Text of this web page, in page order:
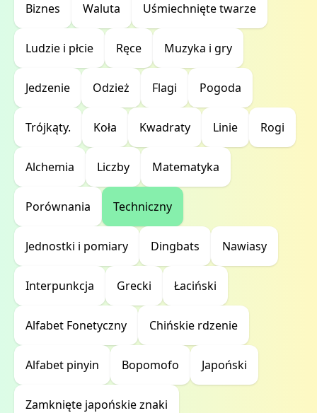
Biznes Waluta Uśmiechnięte twarze
Ludzie i płcie Ręce Muzyka i gry
Jedzenie Odzież Flagi Pogoda
Trójkąty. Koła Kwadraty Linie Rogi
Alchemia Liczby Matematyka
Porównania Techniczny
Jednostki i pomiary Dingbats Nawiasy
Interpunkcja Grecki Łaciński
Alfabet Fonetyczny Chińskie rdzenie
Alfabet pinyin Bopomofo Japoński
Zamknięte japońskie znaki